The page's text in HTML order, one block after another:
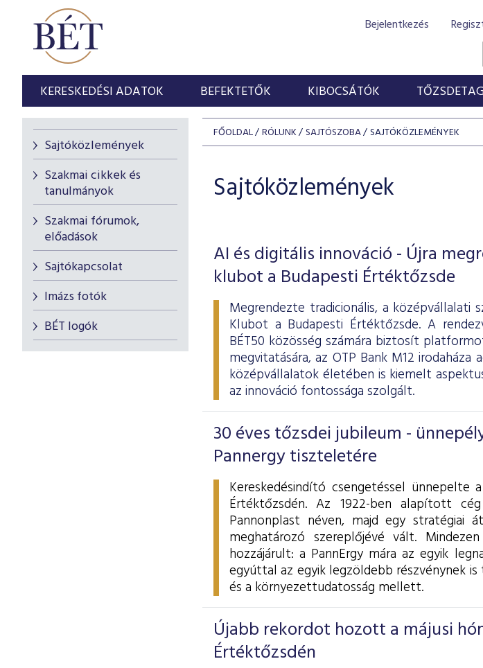
Bejelentkezés
KERESKEDÉSI ADATOK BEFEKTETŐK KIBOCSÁTÓK
Sajtóközlemények
Szakmai cikkek és
tanulmányok
Szakmai fórumok,
előadások
Sajtókapcsolat
Imázs fotók
BÉT logók
FŐOLDAL RÓLUNK SAJTÓSZOBA SAJTÓKÖZLEMÉNYEK
Sajtóközlemények
AI és digitális innováció - Újra
klubot a Budapesti Értéktőzsde
Megrendezte tradicionális, a
Klubot a Budapesti Értéktőzsde. A
BÉT50 közösség számára biztosít
megvitatására, az OTP Bank M12
középvállalatok életében is kiemelt
az innováció fontossága szolgált.
30 éves tőzsdei jubileum -
Pannergy tiszteletére
Kereskedésindító csengetéssel ünnepelte
Értéktőzsdén. Az 1922-ben alapított
Pannonplast néven, majd egy stratégiai
meghatározó szereplőjévé vált.
hozzájárult: a PannErgy mára az egyik
egyúttal az egyik legzöldebb részvénynek
és a környezettudatosság mellett.
Újabb rekordot hozott a májusi
Értéktőzsdén